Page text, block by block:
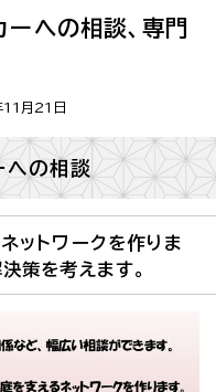
への相談、専門
月21日
への相談
ットワークを作りま
策を考えます。